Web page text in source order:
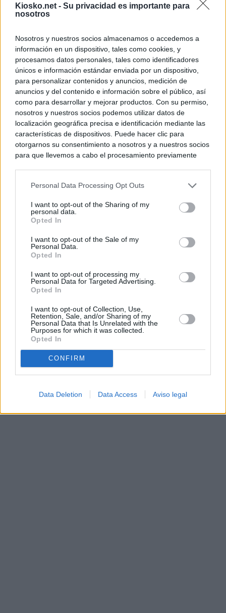
Kiosko.net - Su privacidad es importante para
nosotros
Nosotros y nuestros socios almacenamos o accedemos a
información en un dispositivo, tales como cookies, y
procesamos datos personales, tales como identificadores
únicos e información estándar enviada por un dispositivo,
para personalizar contenidos y anuncios, medición de
anuncios y del contenido e información sobre el público, así
como para desarrollar y mejorar productos. Con su permiso,
nosotros y nuestros socios podemos utilizar datos de
localización geográfica precisa e identificación mediante las
características de dispositivos. Puede hacer clic para
otorgarnos su consentimiento a nosotros y a nuestros socios
para que llevemos a cabo el procesamiento previamente
negar su consentimiento. Tenga en cuenta que algún
de su consentimiento, pero usted tiene el derecho de
rechazar tal procesamiento. Sus preferencias se aplicarán
cualquier momento entrando de nuevo en este sitio web o
visitando nuestra política de privacidad.
Personal Data Processing Opt Outs
I want to opt-out of the Sharing of my
personal data.
Opted In
I want to opt-out of the Sale of my
Personal Data.
Opted In
I want to opt-out of processing my
Personal Data for Targeted Advertising.
Opted In
I want to opt-out of Collection, Use,
Retention, Sale, and/or Sharing of my
Personal Data that Is Unrelated with the
Purposes for which it was collected.
Opted In
CONFIRM
Data Deletion Data Access Aviso legal